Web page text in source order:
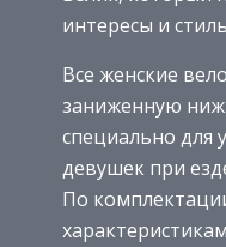
интересы и
Все женские
заниженную
специально для
девушек при
По